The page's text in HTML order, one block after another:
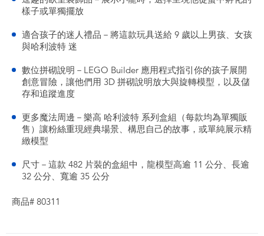
樣子或單獨擺放
適合孩子的迷人禮品－將這款玩具送給 9 歲以上男孩、女孩
與哈利波特 迷
數位拼砌說明－LEGO Builder 應用程式指引你的孩子展開
創意冒險，讓他們用 3D 拼砌說明放大與旋轉模型，以及儲
存和追蹤進度
更多魔法周邊－樂高 哈利波特 系列盒組（每款均為單獨販
售）讓粉絲重現經典場景、構思自己的故事，或單純展示精
緻模型
尺寸－這款 482 片裝的盒組中，龍模型高逾 11 公分、長逾
32 公分、寬逾 35 公分
商品# 80311